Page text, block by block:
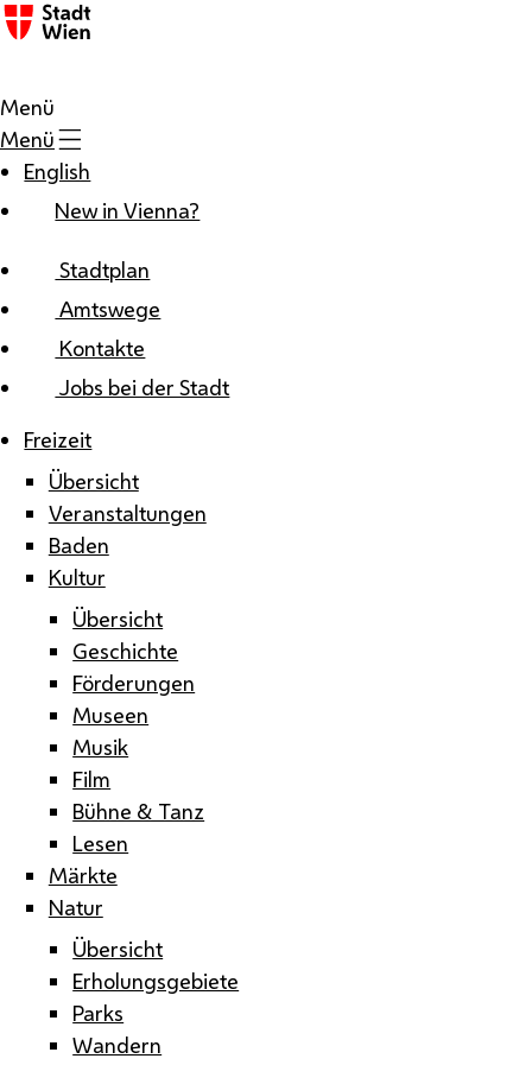
Zum Inhalt
Menü
Menü
English
New in Vienna?
Stadtplan
Amtswege
Kontakte
Jobs bei der Stadt
Freizeit
Übersicht
Veranstaltungen
Baden
Kultur
Übersicht
Geschichte
Förderungen
Museen
Musik
Film
Bühne & Tanz
Lesen
Märkte
Natur
Übersicht
Erholungsgebiete
Parks
Wandern